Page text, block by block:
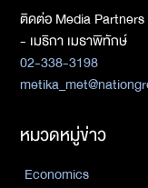
ติดต่อ Media Partners
- เมธิกา เมธาพิทักษ์
02-338-3198
หมวดหมู่ข่าว
Economics